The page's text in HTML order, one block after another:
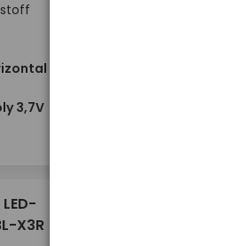
3,7V
X3R